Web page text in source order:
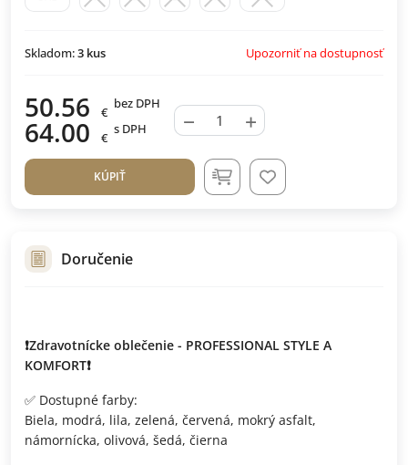
Skladom:3 kus Upozorniť na dostupnosť
50.56 €
bez DPH
64.00 €
s DPH − +
KÚPIŤ
Doručenie
❗Zdravotnícke oblečenie - PROFESSIONAL STYLE A
KOMFORT❗
✅ Dostupné farby:
Biela, modrá, lila, zelená, červená, mokrý asfalt,
námornícka, olivová, šedá, čierna